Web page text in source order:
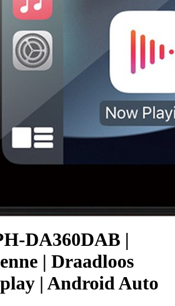
DA360DAB |
| Draadloos
| Android Auto